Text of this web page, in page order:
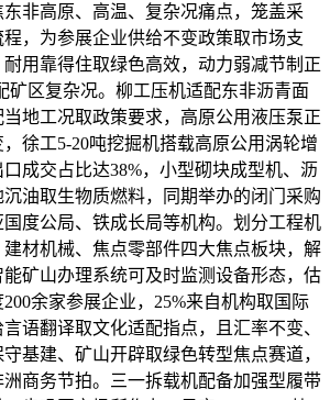
非高原、高温、复杂况痛点，笼盖采
，为参展企业供给不变政策取市场支
用靠得住取绿色高效，动力弱减节制正
矿区复杂况。柳工压机适配东非沥青面
地工况取政策要求，高原公用液压泵正
徐工5-20吨挖掘机搭载高原公用涡轮增
成交占比达38%，小型砌块成型机、沥
油取生物质燃料，同期举办的闭门采购
度公局、铁成长局等机构。划分工程机
材机械、焦点零部件四大焦点板块，解
矿山办理系统可及时监测设备形态，估
余家参展企业，25%来自机构取国际
语翻译取文化适配指点，且汇率不变、
基建、矿山开辟取绿色转型焦点赛道，
商务节拍。三一拆载机配备加强型履带